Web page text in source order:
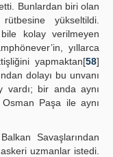
Bunlardan biri olan
yükseltildi.
kolay verilmeyen
yıllarca
yapmaktan[58]
dolayı bu unvanı
vardı; bir anda aynı
Paşa ile aynı
Savaşlarından
uzmanlar istedi.